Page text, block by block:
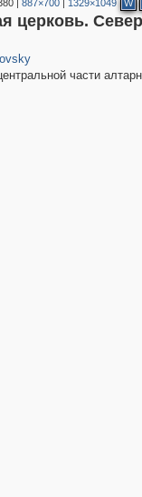
|887×700 | 1329×1049 W
церковь.
части